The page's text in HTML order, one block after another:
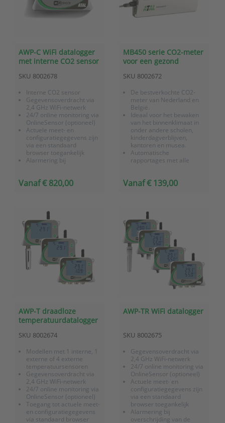
AWP-C WiFi datalogger
met interne CO2 sensor
SKU 8002678
Interne CO2 sensor
Gegevensoverdracht via
2,4 GHz WiFi-netwerk
24/7 online monitoring via
OnlineSensor (optioneel)
Actuele meet- en
configuratiegegevens zijn
via een standaard
browser toegankelijk
Alarmering bij
akoestisch
On...
Vanaf € 820,00
MB450 serie CO2-meter
voor een gezond
SKU 8002672
De bestverkochte CO2-
meter van Nederland en
België.
Ideaal voor het bewaken
van het binnenklimaat in
onder andere scholen,
kinderdagverblijven,
kantoren en musea.
Automatische
rapportages met alle
zowel de GGD als de
onderhoudsvrij
Meet CO2,...
Vanaf € 139,00
AWP-T draadloze
temperatuurdatalogger
SKU 8002674
Modellen met 1 interne, 1
externe of 4 externe
temperatuursensoren
Gegevensoverdracht via
2,4 GHz WiFi-netwerk
24/7 online monitoring via
OnlineSensor (optioneel)
Toegang tot actuele meet-
en configuratiegegevens
via standaard browser
AWP-TR WiFi datalogger
SKU 8002675
Gegevensoverdracht via
2,4 GHz WiFi-netwerk
24/7 online monitoring via
OnlineSensor (optioneel)
Actuele meet- en
configuratiegegevens zijn
via een standaard
browser toegankelijk
Alarmering bij
overschrijding van de